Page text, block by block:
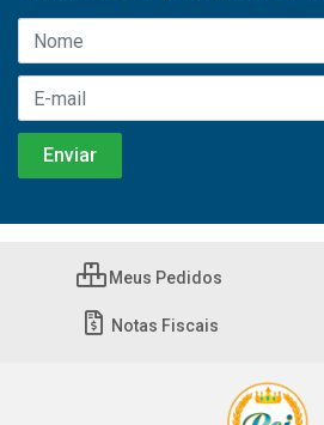
Meus Pedidos
Notas Fiscais